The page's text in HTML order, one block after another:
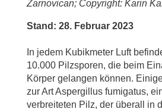
Zarnovican; Copyright: Karin
Stand: 28. Februar 2023
In jedem Kubikmeter Luft
10.000 Pilzsporen, die beim
Körper gelangen können.
zur Art Aspergillus fumigatus,
verbreiteten Pilz, der überall in